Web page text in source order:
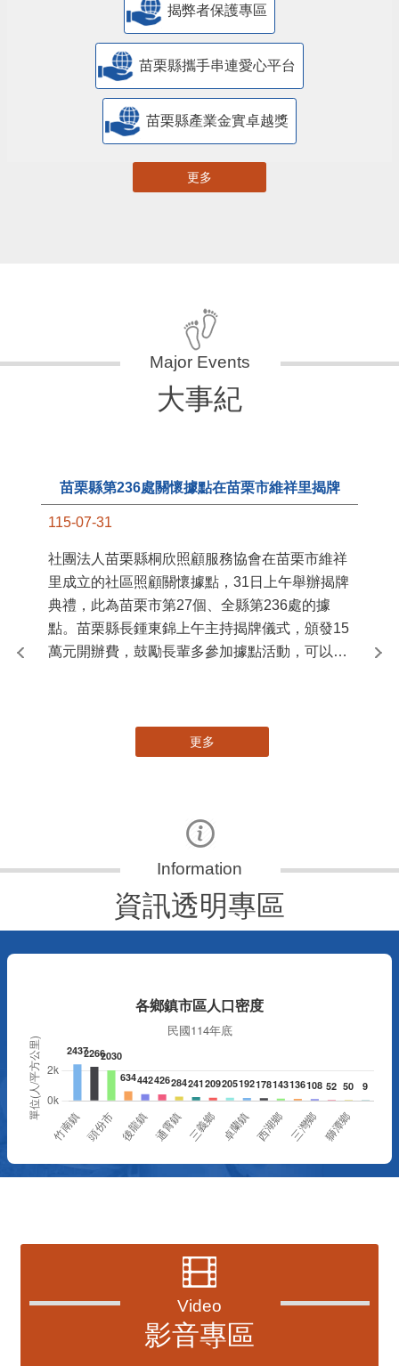
揭弊者保護專區
苗栗縣攜手串連愛心平台
苗栗縣產業金實卓越獎
大事紀
社團法人苗栗縣桐欣照顧服務協會在苗栗市維祥
點。苗栗縣長鍾東錦上午主持揭牌儀式，頒發15
加健康、長壽。 坐落於苗栗市維祥里光華街89
號的社區照顧關懷據點，今 ...
手
資訊透明專區